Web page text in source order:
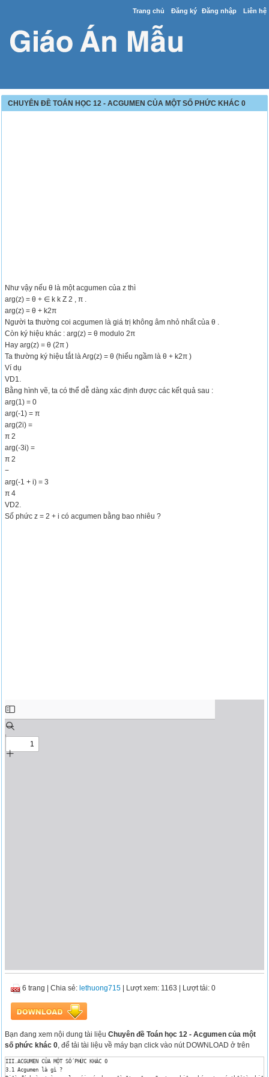
Trang chủ Đăng ký Đăng nhập Liên hệ
CHUYÊN ĐỀ TOÁN HỌC 12 - ACGUMEN CỦA MỘT SỐ PHỨC KHÁC 0
Như vậy nếu θ là một acgumen của z thì
arg(z) = θ + ∈ k k Z 2 , π .
arg(z) = θ + k2π
Người ta thường coi acgumen là giá trị không âm nhỏ nhất của θ .
Còn ký hiệu khác : arg(z) = θ modulo 2π
Hay arg(z) = θ (2π )
Ta thường ký hiệu tắt là Arg(z) = θ (hiểu ngầm là θ + k2π )
Ví dụ
VD1.
Bằng hình vẽ, ta có thể dễ dàng xác định được các kết quả sau :
arg(1) = 0
arg(-1) = π
arg(2i) =
π 2
arg(-3i) =
π 2
−
arg(-1 + i) = 3
π 4
VD2.
Số phức z = 2 + i có acgumen bằng bao nhiêu ?
6 trang |Chia sẻ: lethuong715 | Lượt xem: 1163 | Lượt tải: 0
Bạn đang xem nội dung tài liệuChuyên đề Toán học 12 - Acgumen của một
số phức khác 0, để tải tài liệu về máy bạn click vào nút DOWNLOAD ở trên
III.ACGUMEN CỦA MỘT SỐ PHỨC KHÁC 0
3.1 Acgumen là gì ?